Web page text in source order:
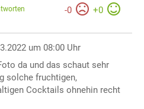
-0 +0
um 08:00 Uhr
da und das schaut sehr
solche fruchtigen,
Cocktails ohnehin recht